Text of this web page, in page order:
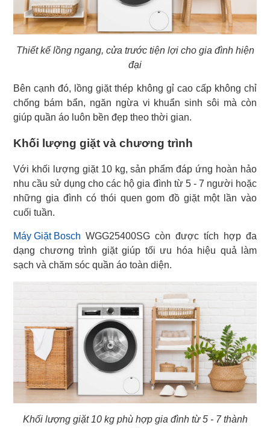
Thiết kế lồng ngang, cửa trước tiện lợi cho gia đình hiện
đại
Bên cạnh đó, lồng giặt thép không gỉ cao cấp không chỉ
chống bám bẩn, ngăn ngừa vi khuẩn sinh sôi mà còn
giúp quần áo luôn bền đẹp theo thời gian.
Khối lượng giặt và chương trình
Với khối lượng giặt 10 kg, sản phẩm đáp ứng hoàn hảo
nhu cầu sử dụng cho các hộ gia đình từ 5 - 7 người hoặc
những gia đình có thói quen gom đồ giặt một lần vào
cuối tuần.
Máy Giặt Bosch WGG25400SG còn được tích hợp đa
dạng chương trình giặt giúp tối ưu hóa hiệu quả làm
sạch và chăm sóc quần áo toàn diện.
Khối lượng giặt 10 kg phù hợp gia đình từ 5 - 7 thành